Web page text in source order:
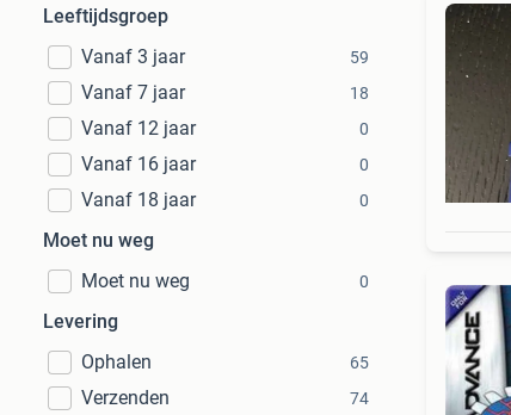
Leeftijdsgroep
Vanaf 3 jaar
59
Vanaf 7 jaar 18
Vanaf 12 jaar 0
Vanaf 16 jaar 0
Vanaf 18 jaar 0
Moet nu weg
Moet nu weg
0
Levering
Ophalen
65
Verzenden 74